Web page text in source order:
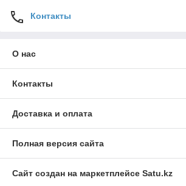
Контакты
О нас
Контакты
Доставка и оплата
Полная версия сайта
Сайт создан на маркетплейсе Satu.kz